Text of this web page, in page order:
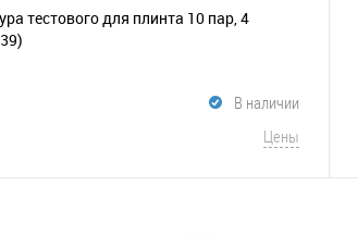
тестового для плинта 10 пар, 4
В наличии
Цены